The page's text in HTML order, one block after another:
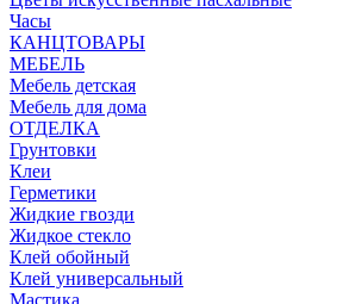
Часы
КАНЦТОВАРЫ
МЕБЕЛЬ
Мебель детская
Мебель для дома
ОТДЕЛКА
Грунтовки
Клеи
Герметики
Жидкие гвозди
Жидкое стекло
Клей обойный
Клей универсальный
Мастика